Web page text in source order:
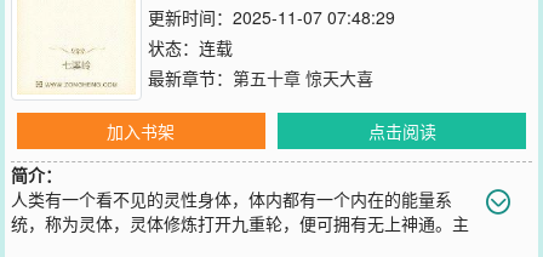
更新时间：2025-11-07 07:48:29
状态：连载
最新章节： 第五十章 惊天大喜
加入书架
点击阅读
简介：
人类有一个看不见的灵性身体，体内都有一个内在的能量系
统，称为灵体，灵体修炼打开九重轮，便可拥有无上神通。主